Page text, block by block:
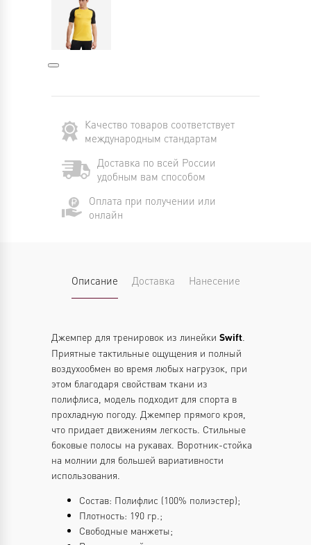
Качество товаров соответствует
международным стандартам
Доставка по всей России
удобным вам способом
Оплата при получении или
онлайн
Описание Доставка Нанесение
Джемпер для тренировок из линейки Swift
Приятные тактильные ощущения и полный
воздухообмен во время любых нагрузок, при
этом благодаря свойствам ткани из
полифлиса, модель подходит для спорта в
прохладную погоду. Джемпер прямого кроя,
что придает движениям легкость. Стильные
боковые полосы на рукавах. Воротник-стойка
на молнии для большей вариативности
использования.
Состав: Полифлис (100% полиэстер);
Плотность: 190 гр.;
Свободные манжеты;